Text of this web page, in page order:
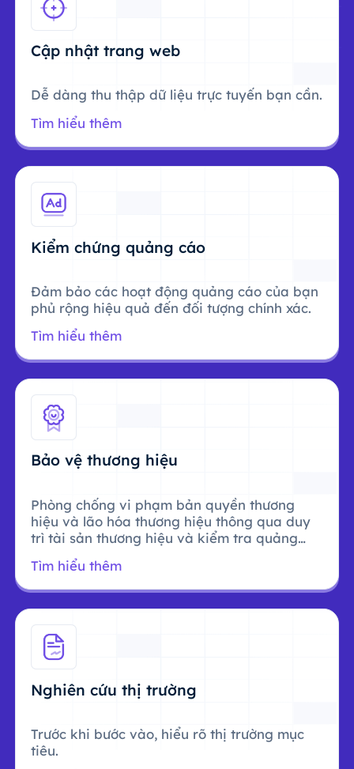
Cập nhật trang web
Dễ dàng thu thập dữ liệu trực tuyến bạn cần.
Tìm hiểu thêm
Kiểm chứng quảng cáo
Đảm bảo các hoạt động quảng cáo của bạn
phủ rộng hiệu quả đến đối tượng chính xác.
Tìm hiểu thêm
Bảo vệ thương hiệu
Phòng chống vi phạm bản quyền thương
hiệu và lão hóa thương hiệu thông qua duy
trì tài sản thương hiệu và kiểm tra quảng
Tìm hiểu thêm
Nghiên cứu thị trường
Trước khi bước vào, hiểu rõ thị trường mục
tiêu.